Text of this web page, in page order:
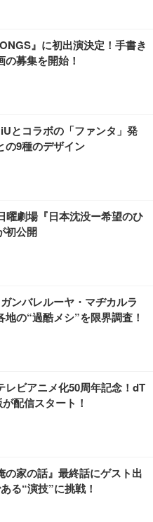
ポート 90度跳ね上げ式アーム
メッシュ ゲーミング/勉強/事
ンチェア (ブラック)
ア デスクチェア 疲れない テレ
ックレスト 30度ロッキング機
ポート 90度跳ね上げ式アーム
ンチェア (ホワイト)
ェア デスクチェア 肘なし メ
ーサポート付き 腰サポート ガ
回転 キャスター付き コンパク
）
27インチ 液晶モニタ
）VA 非光沢 HDMI/DisplayP
蔵 高さ調整 スイベル VESA対
FHD】GRAPHT THE S
24” Essential ゲーミン
ンチ 1ms FHD 量子ドット 残
ベーシック) 【Amazon.co.jp
イリスオーヤマ ペットシーツ
100枚入 (x 1) (ケース販売)
トシーツ 超厚型 お徳用 レギ
限定】
』に初出演決定！手書き
募集を開始！
とコラボの「ファンタ」発
の9種のデザイン
曜劇場『日本沈没ー希望のひ
初公開
ンバレルーヤ・マヂカルラ
の“過酷メシ”を限界調査！
レビアニメ化50周年記念！dT
配信スタート！
の家の話』最終話にゲスト出
る“演技”に挑戦！